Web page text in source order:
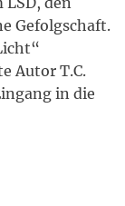
Gefolgschaft.
Autor T.C.
in die